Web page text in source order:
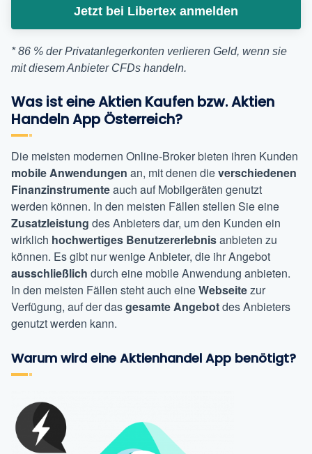
Jetzt bei Libertex anmelden
* 86 % der Privatanlegerkonten verlieren Geld, wenn sie
mit diesem Anbieter CFDs handeln.
Was ist eine Aktien Kaufen bzw. Aktien
Handeln App Österreich?
Die meisten modernen Online-Broker bieten ihren Kunden
mobile Anwendungen an, mit denen dieverschiedenen
Finanzinstrumenteauch auf Mobilgeräten genutzt
werden können. In den meisten Fällen stellen Sie eine
Zusatzleistung des Anbieters dar, um den Kunden ein
wirklich hochwertiges Benutzererlebnisanbieten zu
können. Es gibt nur wenige Anbieter, die ihr Angebot
ausschließlich durch eine mobile Anwendung anbieten.
In den meisten Fällen steht auch eineWebseitezur
Verfügung, auf der dasgesamte Angebotdes Anbieters
genutzt werden kann.
Warum wird eine Aktienhandel App benötigt?